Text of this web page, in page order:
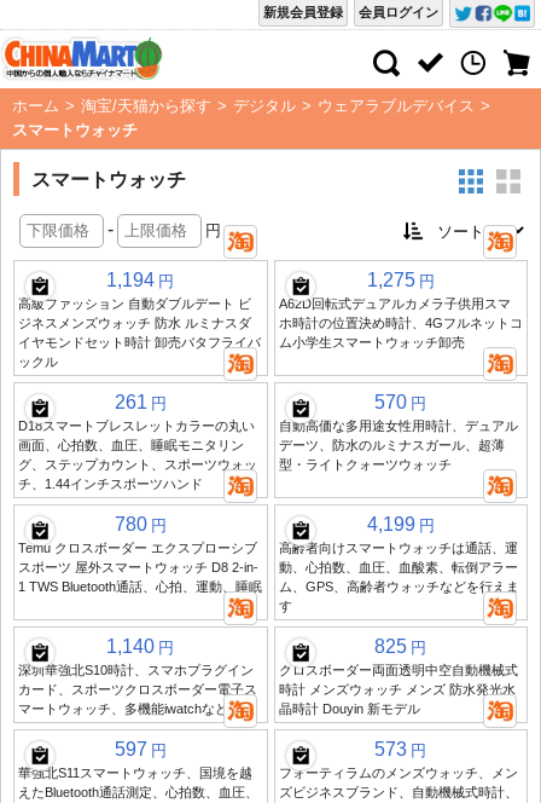
会員ログイン
新規会員登録
ホーム > 淘宝/天猫から探す > デジタル > ウェアラブルデバイス >
スマートウォッチ
スマートウォッチ
- 円
1,194 円
高級ファッション 自動ダブルデート ビ
ジネスメンズウォッチ 防水 ルミナスダ
イヤモンドセット時計 卸売バタフライバ
ックル
1,275 円
A62D回転式デュアルカメラ子供用スマ
ホ時計の位置決め時計、4Gフルネットコ
ム小学生スマートウォッチ卸売
261 円
D18スマートブレスレットカラーの丸い
画面、心拍数、血圧、睡眠モニタリン
グ、ステップカウント、スポーツウォッ
チ、1.44インチスポーツハンド
570 円
自動高価な多用途女性用時計、デュアル
デーツ、防水のルミナスガール、超薄
型・ライトクォーツウォッチ
780 円
Temu クロスボーダー エクスプローシブ
スポーツ 屋外スマートウォッチ D8 2-in-
1 TWS Bluetooth通話、心拍、運動、睡眠
4,199 円
高齢者向けスマートウォッチは通話、運
動、心拍数、血圧、血酸素、転倒アラー
ム、GPS、高齢者ウォッチなどを行えま
す
1,140 円
深圳華強北S10時計、スマホプラグイン
カード、スポーツクロスボーダー電子ス
マートウォッチ、多機能iwatchなど
825 円
クロスボーダー両面透明中空自動機械式
時計 メンズウォッチ メンズ 防水発光水
晶時計 Douyin 新モデル
597 円
華強北S11スマートウォッチ、国境を越
えたBluetooth通話測定、心拍数、血圧、
573 円
フォーティラムのメンズウォッチ、メン
ズビジネスブランド、自動機械式時計、